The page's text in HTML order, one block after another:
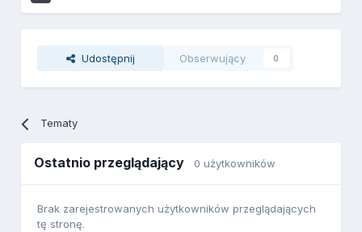
Udostępnij Obserwujący 0
Tematy
Ostatnio przeglądający 0 użytkowników
Brak zarejestrowanych użytkowników przeglądających
tę stronę.